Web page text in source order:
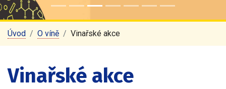
Úvod O víně Vinařské akce
Vinařské akce